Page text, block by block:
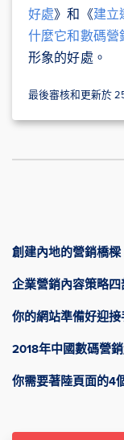
好處》和《建立
什麼它和數碼
形象的好處。
最後審核和更新於
創建內地的營銷橋樑
企業營銷內容策略
你的網站準備好迎
2018年中國數碼營
你需要著陸頁面的4